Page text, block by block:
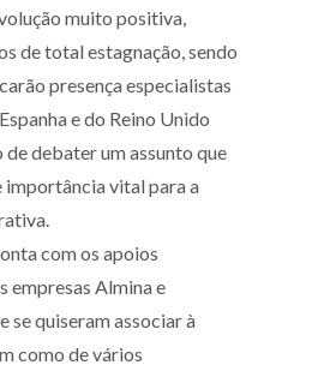
muito positiva,
de total estagnação, sendo
presença especialistas
e do Reino Unido
debater um assunto que
importância vital para a
com os apoios
empresas Almina e
se quiseram associar à
como de vários